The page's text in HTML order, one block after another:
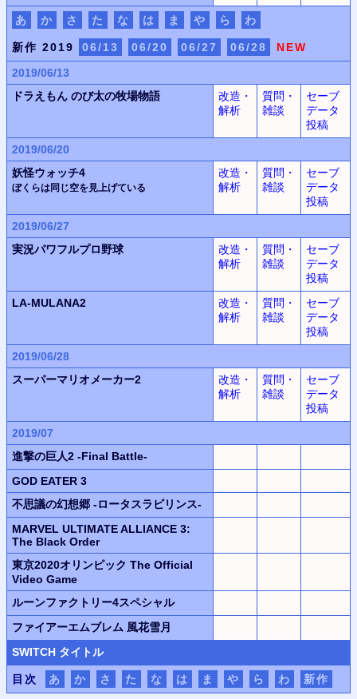
あ か さ た な は ま や ら わ
新作 2019 06/13 06/20 06/27 06/28
NEW
2019/06/13
ドラえもん のび太の牧場物語
改造・
解析
質問・
雑談
セーブ
データ
投稿
2019/06/20
妖怪ウォッチ4
ぼくらは同じ空を見上げている
改造・
解析
質問・
雑談
セーブ
データ
投稿
2019/06/27
実況パワフルプロ野球
改造・
解析
質問・
雑談
セーブ
データ
投稿
LA-MULANA2
改造・
解析
質問・
雑談
セーブ
データ
投稿
2019/06/28
スーパーマリオメーカー2
改造・
解析
質問・
雑談
セーブ
データ
投稿
2019/07
進撃の巨人2 -Final Battle-
GOD EATER 3
不思議の幻想郷 -ロータスラビリンス-
MARVEL ULTIMATE ALLIANCE 3:
The Black Order
東京2020オリンピック The Official
Video Game
ルーンファクトリー4スペシャル
ファイアーエムブレム 風花雪月
SWITCH タイトル
目次 あ か さ た な は ま や ら わ 新作